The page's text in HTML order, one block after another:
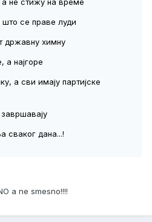
не стижу на време
што се праве луди
државну химну
а најгоре
а сви имају партијске
сваког дана...!
a ne smesno!!!!